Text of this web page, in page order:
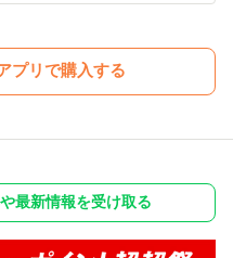
プリで購入する
最新情報を受け取る